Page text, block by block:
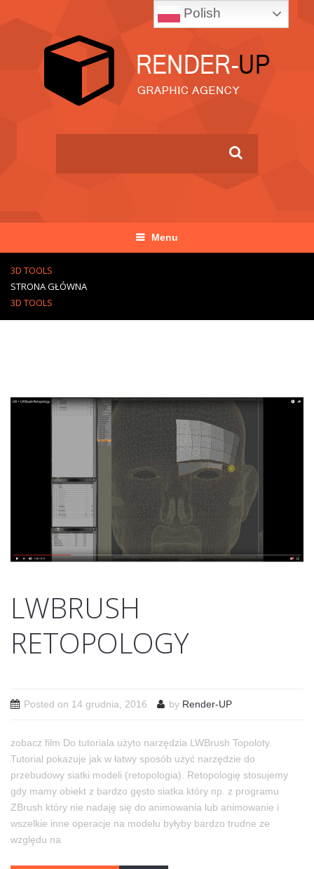
Menu
3D TOOLS
STRONA GŁÓWNA
3D TOOLS
LWBRUSH
RETOPOLOGY
Posted on 14 grudnia, 2016 by Render-UP
zobacz film Do tutoriala użyto narzędzia LWBrush Topoloty.
Tutorial pokazuje jak w łatwy sposób użyć narzędzie do
przebudowy siatki modeli (retopologia). Retopologię stosujemy
gdy mamy obiekt z bardzo gęsto siatka który np. z programu
ZBrush który nie nadaję się do animowania lub animowanie i
wszelkie inne operacje na modelu byłyby bardzo trudne ze
względu na
Polish